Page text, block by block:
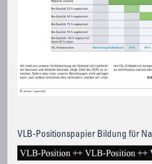
VLB-Positionspapier Bildung für